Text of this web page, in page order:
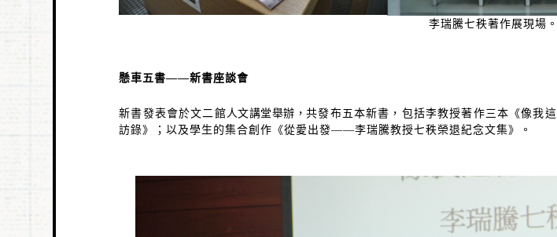
李瑞騰七秩著作展現場
懸車五書——新書座談會
新書發表會於文二館人文講堂舉辦 ，共發布五本新書，包括李教授著作三本《像我
訪錄》；以及學生的集合創作《從愛出發——李瑞騰教授七秩榮退紀念文集》。